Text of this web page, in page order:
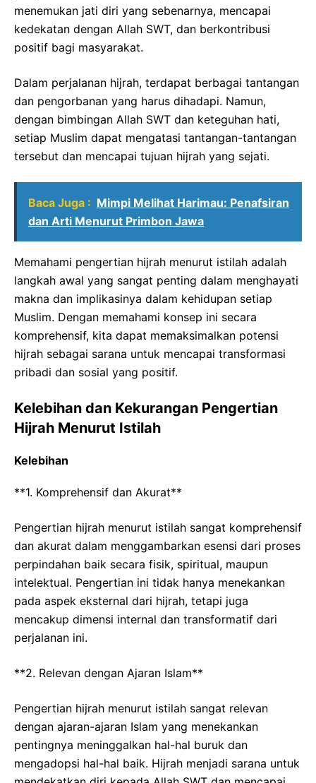
menemukan jati diri yang sebenarnya, mencapai
kedekatan dengan Allah SWT, dan berkontribusi
positif bagi masyarakat.
Dalam perjalanan hijrah, terdapat berbagai tantangan
dan pengorbanan yang harus dihadapi. Namun,
dengan bimbingan Allah SWT dan keteguhan hati,
setiap Muslim dapat mengatasi tantangan-tantangan
tersebut dan mencapai tujuan hijrah yang sejati.
Baca Juga : Mimpi Melihat Harimau: Penafsiran
dan Arti Menurut Primbon Jawa
Memahami pengertian hijrah menurut istilah adalah
langkah awal yang sangat penting dalam menghayati
makna dan implikasinya dalam kehidupan setiap
Muslim. Dengan memahami konsep ini secara
komprehensif, kita dapat memaksimalkan potensi
hijrah sebagai sarana untuk mencapai transformasi
pribadi dan sosial yang positif.
Kelebihan dan Kekurangan Pengertian
Hijrah Menurut Istilah
Kelebihan
**1. Komprehensif dan Akurat**
Pengertian hijrah menurut istilah sangat komprehensif
dan akurat dalam menggambarkan esensi dari proses
perpindahan baik secara fisik, spiritual, maupun
intelektual. Pengertian ini tidak hanya menekankan
pada aspek eksternal dari hijrah, tetapi juga
mencakup dimensi internal dan transformatif dari
perjalanan ini.
**2. Relevan dengan Ajaran Islam**
Pengertian hijrah menurut istilah sangat relevan
dengan ajaran-ajaran Islam yang menekankan
pentingnya meninggalkan hal-hal buruk dan
mengadopsi hal-hal baik. Hijrah menjadi sarana untuk